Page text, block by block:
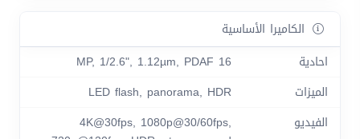
الكاميرا الأساسية
احادية
16 MP, 1/2.6", 1.12µm, PDAF
الميزات
LED flash, panorama, HDR
الفيديو
4K@30fps, 1080p@30/60fps,